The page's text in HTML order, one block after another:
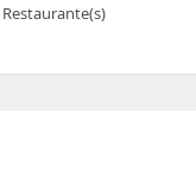
Restaurante(s)